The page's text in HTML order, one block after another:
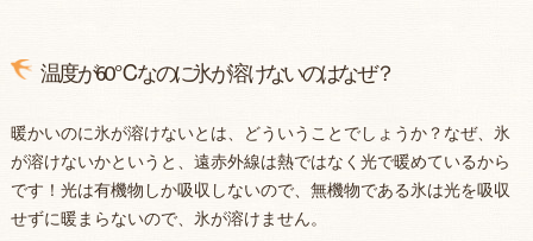
温度が60℃なのに氷が溶けないのはなぜ？
暖かいのに氷が溶けないとは、どういうことでしょうか？なぜ、氷
が溶けないかというと、遠赤外線は熱ではなく光で暖めているから
です！光は有機物しか吸収しないので、無機物である氷は光を吸収
せずに暖まらないので、氷が溶けません。